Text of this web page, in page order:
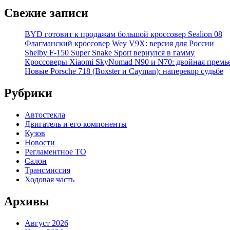
Свежие записи
BYD готовит к продажам большой кроссовер Sealion 08
Флагманский кроссовер Wey V9X: версия для России
Shelby F-150 Super Snake Sport вернулся в гамму
Кроссоверы Xiaomi SkyNomad N90 и N70: двойная
Новые Porsche 718 (Boxster и Cayman): наперекор судьбе
Рубрики
Автостекла
Двигатель и его компоненты
Кузов
Новости
Регламентное ТО
Салон
Трансмиссия
Ходовая часть
Архивы
Август 2026